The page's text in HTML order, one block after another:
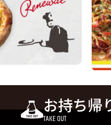
お持ち帰
TAKE OUT